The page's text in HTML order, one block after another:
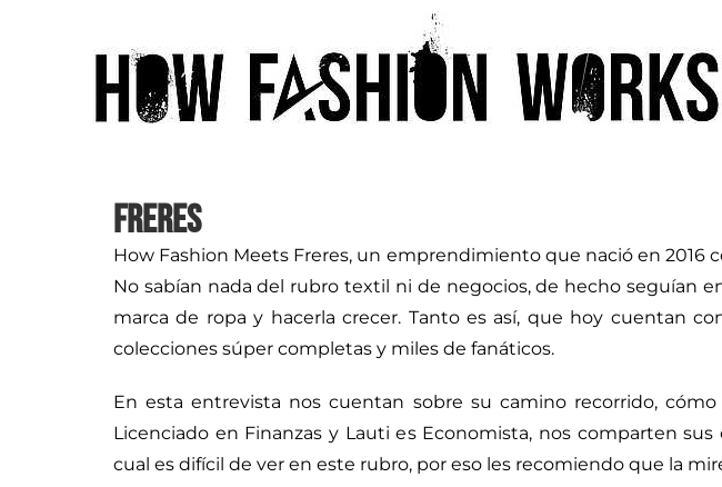
FRERES
How Fashion Meets Freres, un emprendimiento que nació en 2016
No sabían nada del rubro textil ni de negocios, de hecho seguían
marca de ropa y hacerla crecer. Tanto es así, que hoy cuentan
colecciones súper completas y miles de fanáticos.
En esta entrevista nos cuentan sobre su camino recorrido,
Licenciado en Finanzas y Lauti es Economista, nos comparten
cual es difícil de ver en este rubro, por eso les recomiendo que la